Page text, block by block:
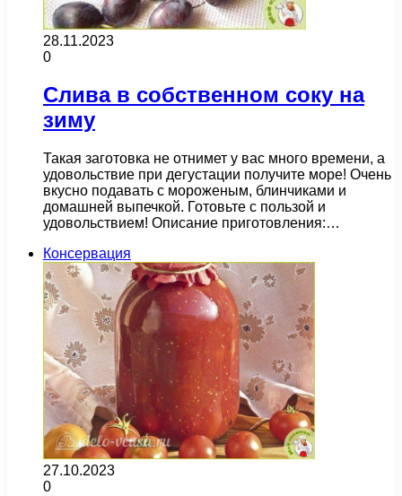
28.11.2023
0
Слива в собственном соку на
зиму
Такая заготовка не отнимет у вас много времени, а
удовольствие при дегустации получите море! Очень
вкусно подавать с мороженым, блинчиками и
домашней выпечкой. Готовьте с пользой и
удовольствием! Описание приготовления:…
Консервация
27.10.2023
0